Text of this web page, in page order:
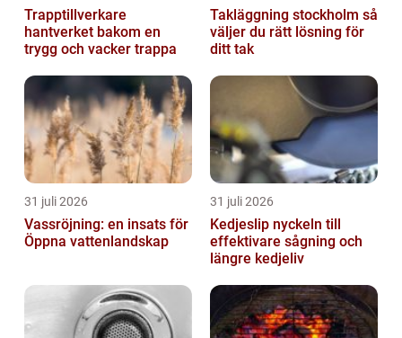
Trapptillverkare
hantverket bakom en
trygg och vacker trappa
Takläggning stockholm så
väljer du rätt lösning för
ditt tak
31 juli 2026
Vassröjning: en insats för
Öppna vattenlandskap
31 juli 2026
Kedjeslip nyckeln till
effektivare sågning och
längre kedjeliv